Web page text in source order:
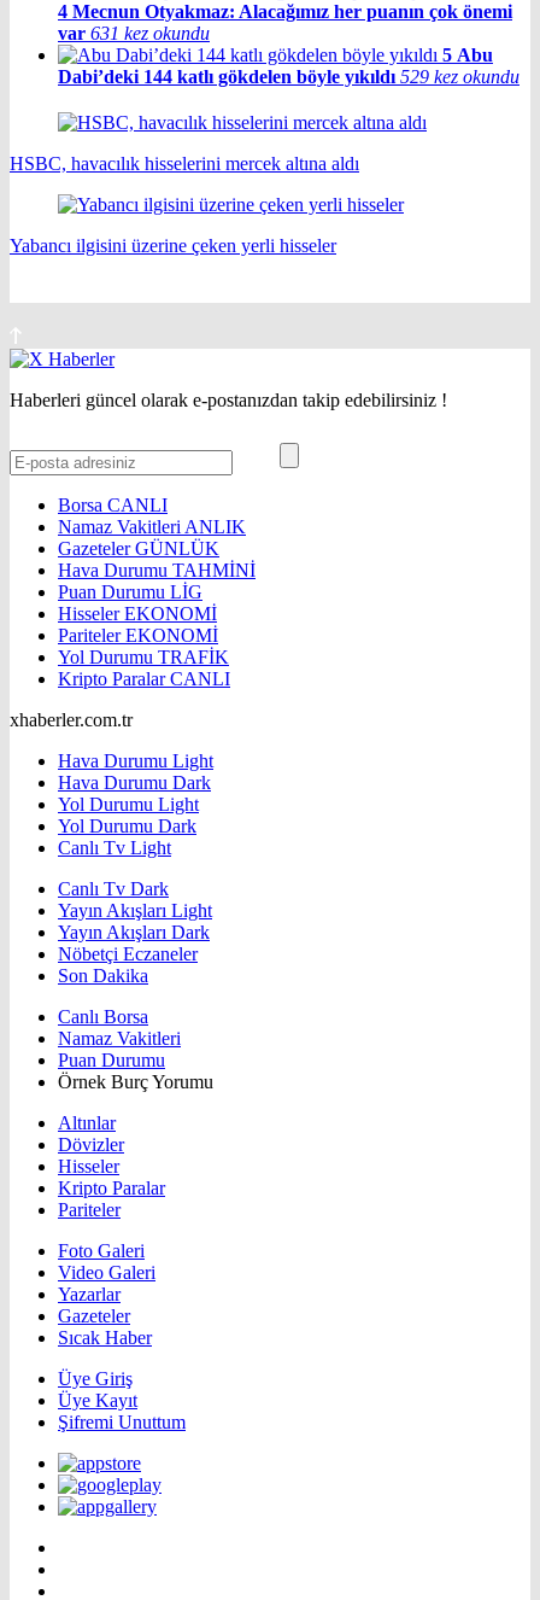
4 Mecnun Otyakmaz: Alacağımız her puanın çok önemi
var 631 kez okundu
5 Abu
Dabi’deki 144 katlı gökdelen böyle yıkıldı 529 kez okundu
HSBC, havacılık hisselerini mercek altına aldı
Yabancı ilgisini üzerine çeken yerli hisseler
Haberleri güncel olarak e-postanızdan takip edebilirsiniz !
Borsa CANLI
Namaz Vakitleri ANLIK
GazetelerGÜNLÜK
Hava Durumu TAHMİNİ
Puan Durumu LİG
HisselerEKONOMİ
ParitelerEKONOMİ
Yol Durumu TRAFİK
Kripto ParalarCANLI
xhaberler.com.tr
Hava Durumu Light
Hava Durumu Dark
Yol Durumu Light
Yol Durumu Dark
Canlı Tv Light
Canlı Tv Dark
Yayın Akışları Light
Yayın Akışları Dark
Nöbetçi Eczaneler
Son Dakika
Canlı Borsa
Namaz Vakitleri
Puan Durumu
Örnek Burç Yorumu
Altınlar
Dövizler
Hisseler
Kripto Paralar
Pariteler
Foto Galeri
Video Galeri
Yazarlar
Gazeteler
Sıcak Haber
Üye Giriş
Üye Kayıt
Şifremi Unuttum